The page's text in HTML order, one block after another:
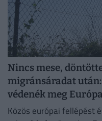
Nincs mese,
migránsáradat
védenék meg
Közös európai fellépést